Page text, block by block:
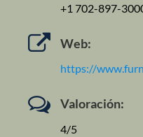
+1 702-897-
Web:
https://
Valoración:
4/5